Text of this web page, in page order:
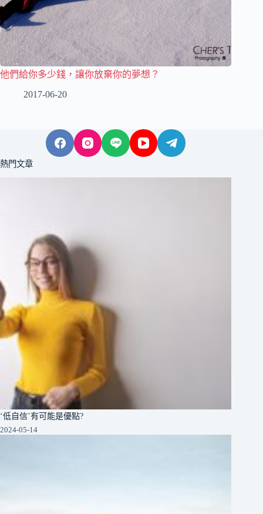
他們給你多少錢，讓你放棄你的夢想？
2017-06-20
熱門文章
‘低自信’有可能是優點?
2024-05-14